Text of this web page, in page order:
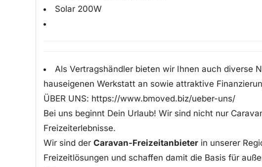
Solar 200W
Als Vertragshändler bieten wir Ihnen auch diverse
hauseigenen Werkstatt an sowie attraktive
ÜBER UNS: https://www.bmoved.biz/ueber-uns/
Bei uns beginnt Dein Urlaub! Wir sind nicht nur
Freizeiterlebnisse.
Wir sind der Caravan-Freizeitanbieter in unserer
Freizeitlösungen und schaffen damit die Basis für